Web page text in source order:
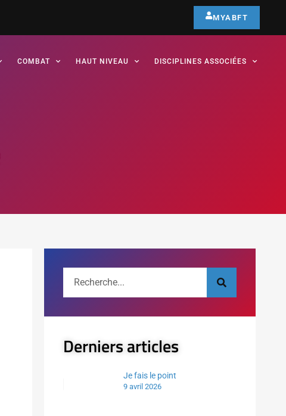
MYABFT
COMBAT HAUT NIVEAU DISCIPLINES ASSOCIÉES
Derniers articles
Je fais le point
9 avril 2026